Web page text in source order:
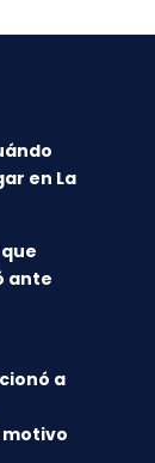
en La
ante
a